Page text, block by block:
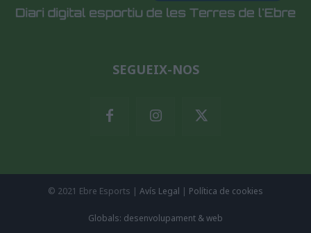
SEGUEIX-NOS
© 2021 Ebre Esports | Avís Legal | Política de cookies
Globals: desenvolupament & web